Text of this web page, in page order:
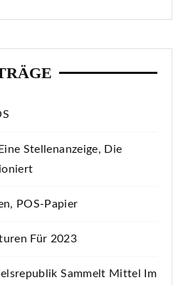
Stellenanzeige, Die
POS-Papier
Für 2023
Sammelt Mittel Im